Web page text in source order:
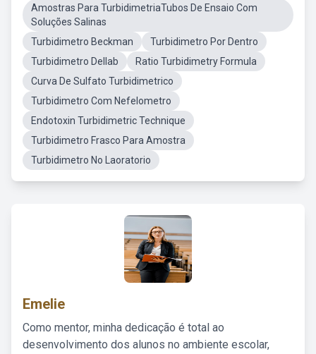
Amostras Para TurbidimetriaTubos De Ensaio Com
Soluções Salinas
Turbidimetro Beckman
Turbidimetro Por Dentro
Turbidimetro Dellab
Ratio Turbidimetry Formula
Curva De Sulfato Turbidimetrico
Turbidimetro Com Nefelometro
Endotoxin Turbidimetric Technique
Turbidimetro Frasco Para Amostra
Turbidimetro No Laoratorio
Emelie
Como mentor, minha dedicação é total ao
desenvolvimento dos alunos no ambiente escolar,